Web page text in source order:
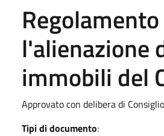
l'alienazione
immobili del
Approvato con delibera di
Tipi di documento: